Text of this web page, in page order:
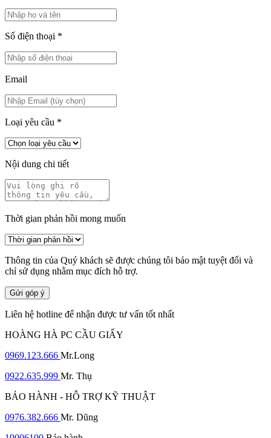
Số điện thoại *
Email
Loại yêu cầu *
Nội dung chi tiết
Thời gian phản hồi mong muốn
Thông tin của Quý khách sẽ được chúng tôi bảo mật tuyệt đối và
chỉ sử dụng nhằm mục đích hỗ trợ.
Gửi góp ý
Liên hệ hotline để nhận được tư vấn tốt nhất
HOÀNG HÀ PC CẦU GIẤY
0969.123.666 Mr.Long
0922.635.999 Mr. Thụ
BẢO HÀNH - HỖ TRỢ KỸ THUẬT
0976.382.666 Mr. Dũng